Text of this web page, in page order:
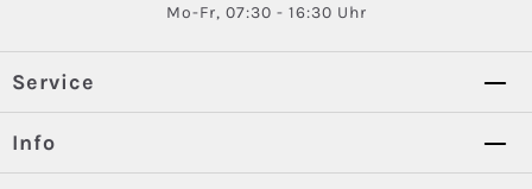
Mo-Fr, 07:30 - 16:30 Uhr
Service
Info